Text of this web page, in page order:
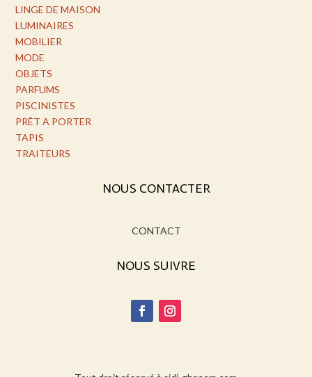
LINGE DE MAISON
LUMINAIRES
MOBILIER
MODE
OBJETS
PARFUMS
PISCINISTES
PRÊT A PORTER
TAPIS
TRAITEURS
NOUS CONTACTER
CONTACT
NOUS SUIVRE